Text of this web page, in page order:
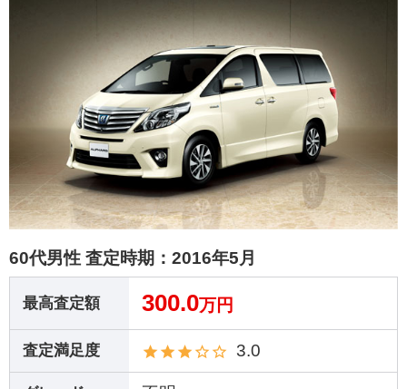
60代男性 査定時期： 2016年5月
最高査定額 300.0万円
査定満足度 3.0